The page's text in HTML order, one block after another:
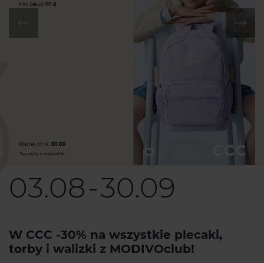
03.08-30.09
W CCC -30% na wszystkie plecaki,
torby i walizki z MODIVOclub!